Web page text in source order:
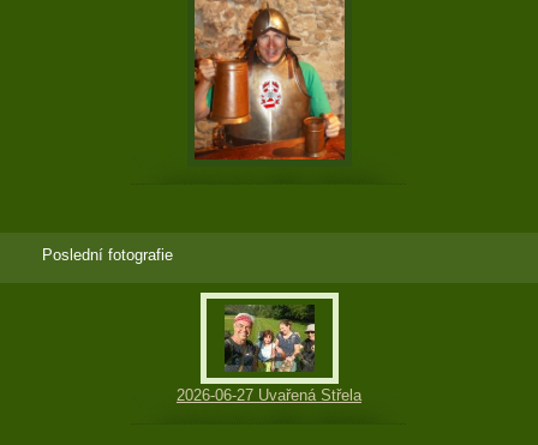
Poslední fotografie
2026-06-27 Uvařená Střela